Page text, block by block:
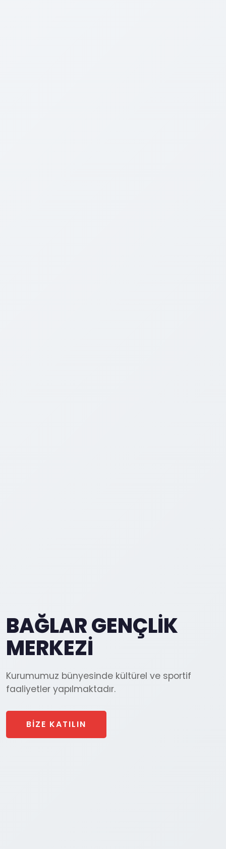
BAĞLAR GENÇLİK
MERKEZİ
Kurumumuz bünyesinde kültürel ve sportif
faaliyetler yapılmaktadır.
BİZE KATILIN